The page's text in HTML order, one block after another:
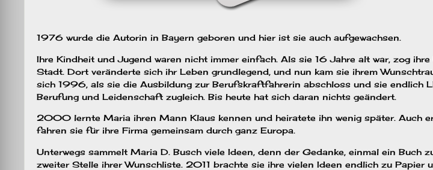
1976 wurde die Autorin in Bayern geboren und hier ist sie auch aufgewachsen.
Ihre Kindheit und Jugend waren nicht immer einfach. Als sie 16 Jahre alt war, zog
Stadt. Dort veränderte sich ihr Leben grundlegend, und nun kam sie ihrem
sich 1996, als sie die Ausbildung zur Berufskraftfahrerin abschloss und sie endlich
Berufung und Leidenschaft zugleich. Bis heute hat sich daran nichts geändert.
2000 lernte Maria ihren Mann Klaus kennen und heiratete ihn wenig später. Auch
fahren sie für ihre Firma gemeinsam durch ganz Europa.
Unterwegs sammelt Maria D. Busch viele Ideen, denn der Gedanke, einmal ein Buch
zweiter Stelle ihrer Wunschliste. 2011 brachte sie ihre vielen Ideen endlich zu Papier